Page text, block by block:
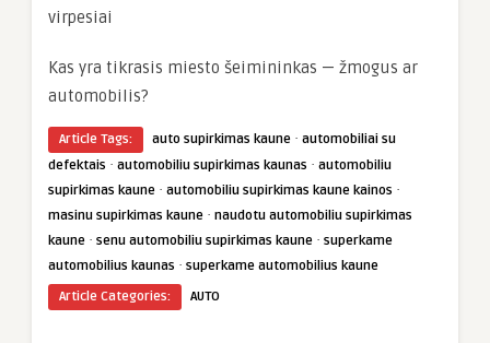
virpesiai
Kas yra tikrasis miesto šeimininkas — žmogus ar
automobilis?
Article Tags: auto supirkimas kaune · automobiliai su
defektais · automobiliu supirkimas kaunas · automobiliu
supirkimas kaune · automobiliu supirkimas kaune kainos ·
masinu supirkimas kaune · naudotu automobiliu supirkimas
kaune · senu automobiliu supirkimas kaune · superkame
automobilius kaunas · superkame automobilius kaune
Article Categories:
AUTO